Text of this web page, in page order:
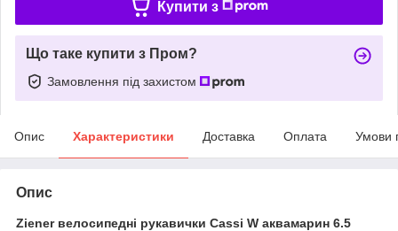
Купити з
Що таке купити з Пром?
Замовлення під захистом
Опис Характеристики Доставка Оплата Умови
Опис
Ziener велосипедні рукавички Cassi W аквамарин 6.5